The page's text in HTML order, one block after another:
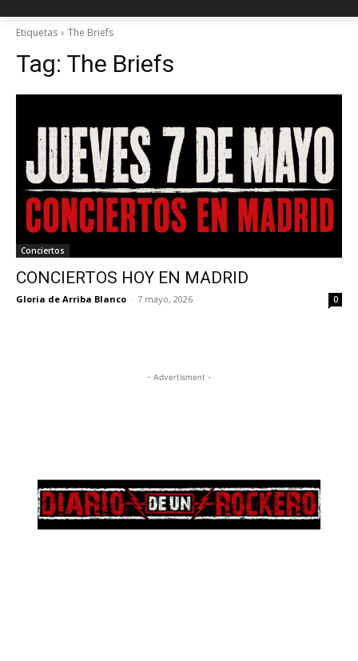
Etiquetas The Briefs
Tag: The Briefs
Conciertos
CONCIERTOS HOY EN MADRID
Gloria de Arriba Blanco - 7 mayo, 2026 0
- Advertisment -